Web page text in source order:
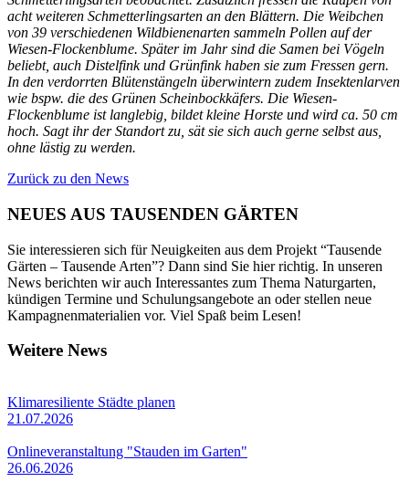
acht weiteren Schmetterlingsarten an den Blättern. Die Weibchen
von 39 verschiedenen Wildbienenarten sammeln Pollen auf der
Wiesen-Flockenblume. Später im Jahr sind die Samen bei Vögeln
beliebt, auch Distelfink und Grünfink haben sie zum Fressen gern.
In den verdorrten Blütenstängeln überwintern zudem Insektenlarven
wie bspw. die des Grünen Scheinbockkäfers. Die Wiesen-
Flockenblume ist langlebig, bildet kleine Horste und wird ca. 50 cm
hoch. Sagt ihr der Standort zu, sät sie sich auch gerne selbst aus,
ohne lästig zu werden.
Zurück zu den News
NEUES AUS TAUSENDEN GÄRTEN
Sie interessieren sich für Neuigkeiten aus dem Projekt “Tausende
Gärten – Tausende Arten”? Dann sind Sie hier richtig. In unseren
News berichten wir auch Interessantes zum Thema Naturgarten,
kündigen Termine und Schulungsangebote an oder stellen neue
Kampagnenmaterialien vor. Viel Spaß beim Lesen!
Weitere News
Klimaresiliente Städte planen
21.07.2026
Onlineveranstaltung "Stauden im Garten"
26.06.2026